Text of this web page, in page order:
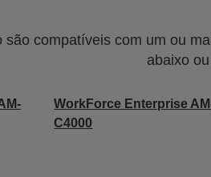
são compatíveis com um ou
abaixo
WorkForce Enterprise​
C4000​